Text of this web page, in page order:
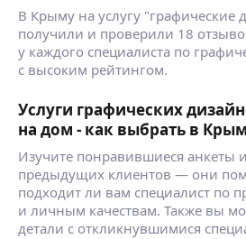
В Крыму на услугу
получили и проверили 18
у каждого специалиста по
с высоким рейтингом.
Услуги графических
на дом - как выбрать в
Изучите понравившиеся анкеты
предыдущих клиентов — они
подходит ли вам специалист по
и личным качествам. Также вы
детали с откликнувшимися